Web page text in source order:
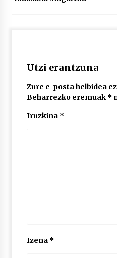
Larunbatean
2026/07/07
Utzi erantzuna
Zure e-posta helbidea
Beharrezko eremuak *
Iruzkina *
Izena *